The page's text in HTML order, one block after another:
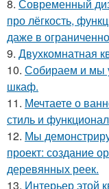
8. Современный
про лёгкость,
даже в
9. Двухкомнатная
10. Собираем и мы
шкаф.
11. Мечтаете о
стиль и
12. Мы
проект: создание
деревянных реек.
13. Интерьер этой